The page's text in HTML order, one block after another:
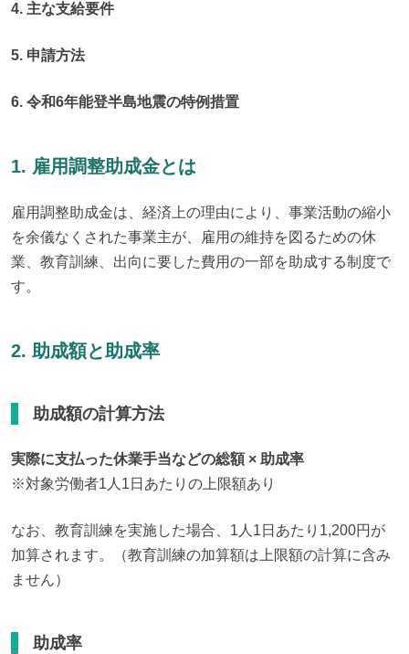
4. 主な支給要件
5. 申請方法
6. 令和6年能登半島地震の特例措置
1. 雇用調整助成金とは
雇用調整助成金は、経済上の理由により、事業活動の縮小
を余儀なくされた事業主が、雇用の維持を図るための休
業、教育訓練、出向に要した費用の一部を助成する制度で
す。
2. 助成額と助成率
助成額の計算方法
実際に支払った休業手当などの総額 × 助成率
※対象労働者1人1日あたりの上限額あり
なお、教育訓練を実施した場合、1人1日あたり1,200円が
加算されます。（教育訓練の加算額は上限額の計算に含み
ません）
助成率